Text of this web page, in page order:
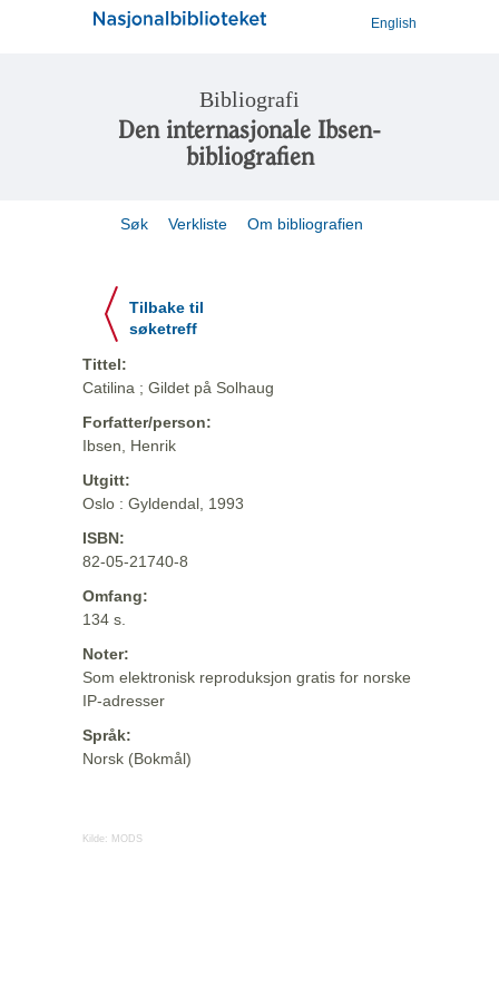
English
Bibliografi
Den internasjonale Ibsen-
bibliografien
Søk Verkliste Om bibliografien
Tilbake til
søketreff
Tittel:
Catilina ; Gildet på Solhaug
Forfatter/person:
Ibsen, Henrik
Utgitt:
Oslo : Gyldendal, 1993
ISBN:
82-05-21740-8
Omfang:
134 s.
Noter:
Som elektronisk reproduksjon gratis for norske
IP-adresser
Språk:
Norsk (Bokmål)
Kilde: MODS